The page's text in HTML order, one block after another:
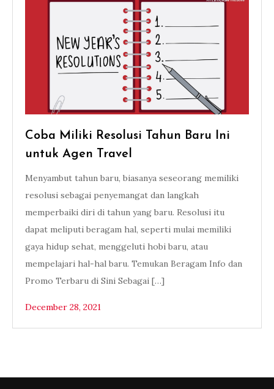
Coba Miliki Resolusi Tahun Baru Ini
untuk Agen Travel
Menyambut tahun baru, biasanya seseorang memiliki
resolusi sebagai penyemangat dan langkah
memperbaiki diri di tahun yang baru. Resolusi itu
dapat meliputi beragam hal, seperti mulai memiliki
gaya hidup sehat, menggeluti hobi baru, atau
mempelajari hal-hal baru. Temukan Beragam Info dan
Promo Terbaru di Sini Sebagai […]
December 28, 2021